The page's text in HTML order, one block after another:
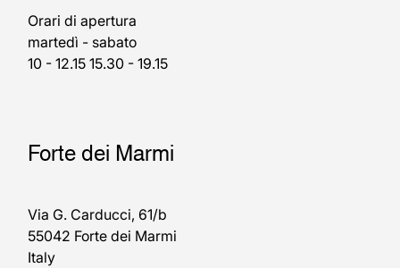
Orari di apertura
martedì - sabato
10 - 12.15 15.30 - 19.15
Forte dei Marmi
Via G. Carducci, 61/b
55042 Forte dei Marmi
Italy